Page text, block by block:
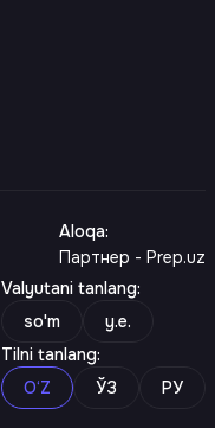
Aloqa:
Партнер - Prep.uz
Valyutani tanlang:
so'm
y.e.
Tilni tanlang:
O‘Z
ЎЗ РУ